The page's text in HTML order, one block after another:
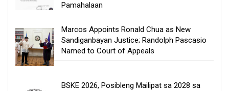
Pamahalaan
Marcos Appoints Ronald Chua as New
Sandiganbayan Justice; Randolph Pascasio
Named to Court of Appeals
BSKE 2026, Posibleng Mailipat sa 2028 sa